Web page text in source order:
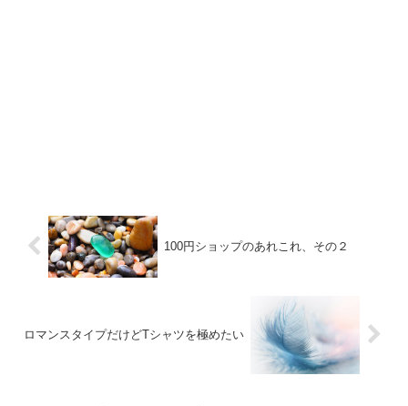
100円ショップのあれこれ、その２
ロマンスタイプだけどTシャツを極めたい